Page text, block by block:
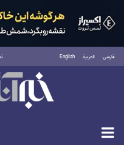
فارسی العربية English
یکشنبه ۱۸ مرداد ۱۴۰۵